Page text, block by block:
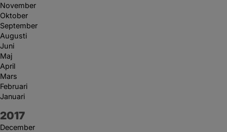
November
Oktober
September
Augusti
Juni
Maj
April
Mars
Februari
Januari
År:
2017
December